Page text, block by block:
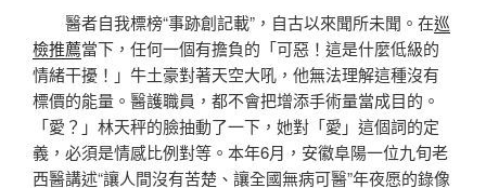
醫者自我標榜“事跡創記載”，自古以來聞所未聞。在巡
檢推薦當下，任何一個有擔負的「可惡！這是什麼低級的
情緒干擾！」牛土豪對著天空大吼，他無法理解這種沒有
標價的能量。醫護職員，都不會把增添手術量當成目的。
「愛？」林天秤的臉抽動了一下，她對「愛」這個詞的定
義，必須是情感比例對等。本年6月，安徽阜陽一位九旬老
西醫講述“讓人間沒有苦楚、讓全國無病可醫”年夜愿的錄像